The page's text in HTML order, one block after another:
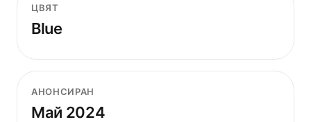
ЦВЯТ
Blue
АНОНСИРАН
Май 2024